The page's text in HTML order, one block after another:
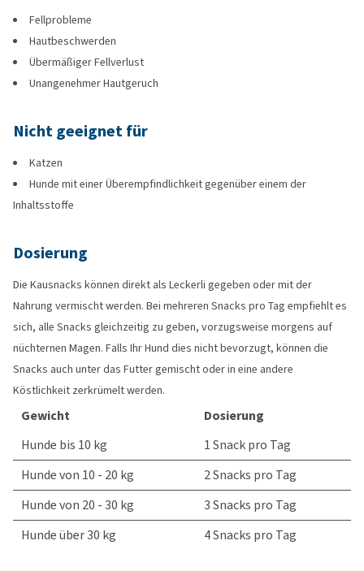
Fellprobleme
Hautbeschwerden
Übermäßiger Fellverlust
Unangenehmer Hautgeruch
Nicht geeignet für
Katzen
Hunde mit einer Überempfindlichkeit gegenüber einem der
Inhaltsstoffe
Dosierung
Die Kausnacks können direkt als Leckerli gegeben oder mit der
Nahrung vermischt werden. Bei mehreren Snacks pro Tag empfiehlt es
sich, alle Snacks gleichzeitig zu geben, vorzugsweise morgens auf
nüchternen Magen. Falls Ihr Hund dies nicht bevorzugt, können die
Snacks auch unter das Futter gemischt oder in eine andere
Köstlichkeit zerkrümelt werden.
Gewicht
Dosierung
Hunde bis 10 kg
1 Snack pro Tag
Hunde von 10 - 20 kg
2 Snacks pro Tag
Hunde von 20 - 30 kg
3 Snacks pro Tag
Hunde über 30 kg
4 Snacks pro Tag